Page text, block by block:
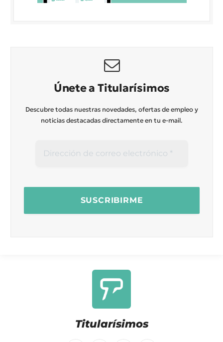
Únete a Titularísimos
Descubre todas nuestras novedades, ofertas de empleo y
noticias destacadas directamente en tu e-mail.
Titularísimos